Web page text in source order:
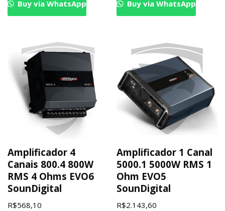
Buy via WhatsApp Buy via WhatsApp
Amplificador 4
Canais 800.4 800W
RMS 4 Ohms EVO6
SounDigital
R$568,10
Amplificador 1 Canal
5000.1 5000W RMS 1
Ohm EVO5
SounDigital
R$2.143,60